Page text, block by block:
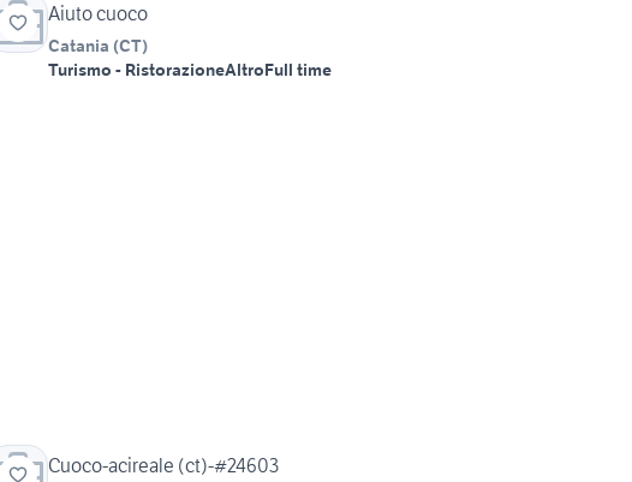
Aiuto cuoco
Catania (CT)
Turismo - RistorazioneAltroFull time
Cuoco-acireale (ct)-#24603